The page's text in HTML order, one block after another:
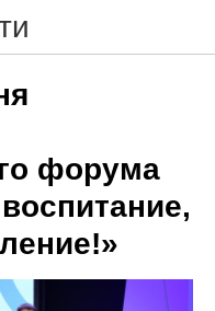
форума